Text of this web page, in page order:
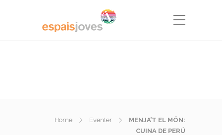
Home Eventer
MENJA’T EL MÓN:
CUINA DE PERÚ